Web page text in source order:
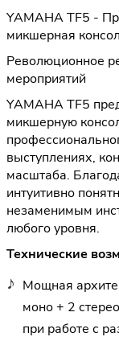
YAMAHA TF5 -
микшерная
Революционное
мероприятий
YAMAHA TF5
микшерную
выступлениях,
масштаба.
интуитивно
незаменимым
любого уровня.
Технические
Мощная
моно + 2
при работе с